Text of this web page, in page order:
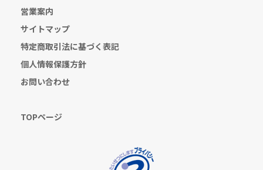
営業案内
サイトマップ
特定商取引法に基づく表記
個人情報保護方針
お問い合わせ
TOPページ